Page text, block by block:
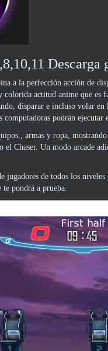
Descarga
a la perfección acción de
colorida actitud anime que
disparar e incluso volar
podrán ejecutar
armas y ropa,
Chaser. Un modo arcade
jugadores de todos los
pondrá a prueba.